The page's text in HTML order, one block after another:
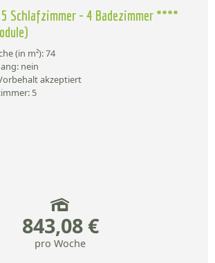
Schlafzimmer - 4 Badezimmer ****
(in m²): 74
nein
akzeptiert
5
843,08 €
pro Woche